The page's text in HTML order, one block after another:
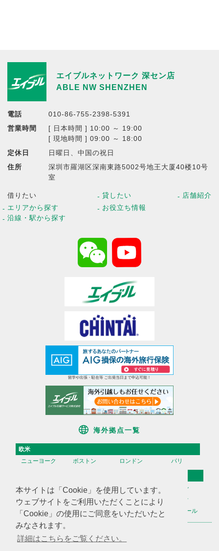
本サイトは「Cookie」を使用しています。
ウェブサイトをご利用いただくことにより
「Cookie」の使用にご同意をいただいたと
みなされます。
詳細はこちらをご覧ください。
エイブルネットワーク 深セン店
ABLE NW SHENZHEN
電話
010-86-755-2398-5391
営業時間
[ 日本時間 ] 10:00 ～ 19:00
[ 現地時間 ] 09:00 ～ 18:00
定休日
日曜日、中国の祝日
住所
深圳市羅湖区深南東路5002号地王大厦40楼10号
室
借りたい
エリアから探す
沿線・駅から探す
貸したい
お役立ち情報
店舗紹介
留学や出張・駐在等 ご出発当日まで申込可能！
海外拠点一覧
欧米
ニューヨーク
ボストン ロンドン パリ
香港
台湾 高雄
ソウル
天津
上海 蘇州
深セン
広州
ハノイ マニラ シンガポール
海外不動産投資情報 海外CHINTAI